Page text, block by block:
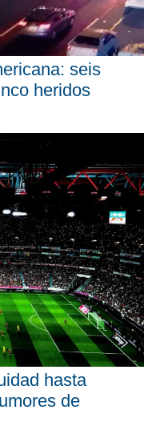
seis
heridos
hasta
de